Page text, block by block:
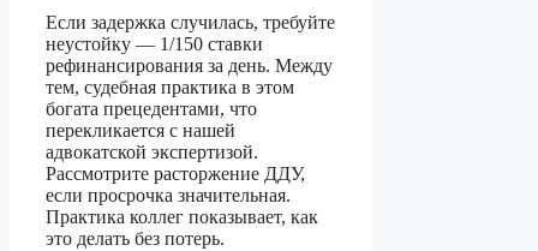
Если задержка случилась, требуйте
неустойку — 1/150 ставки
рефинансирования за день. Между
тем, судебная практика в этом
богата прецедентами, что
перекликается с нашей
адвокатской экспертизой.
Рассмотрите расторжение ДДУ,
если просрочка значительная.
Практика коллег показывает, как
это делать без потерь.